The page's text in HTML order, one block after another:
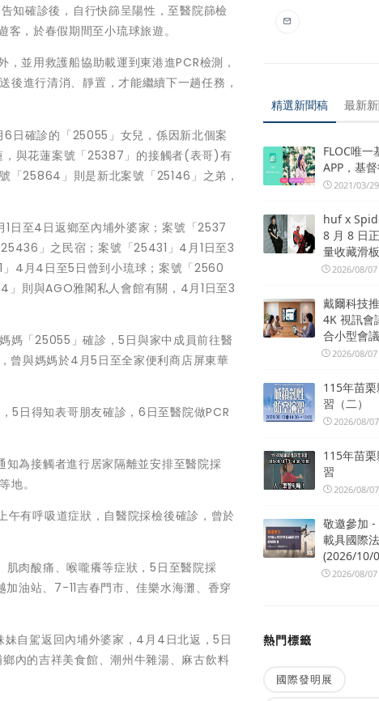
知確診後，自行快篩呈陽性，至醫院篩檢
，於春假期間至小琉球旅遊。
並用救護船協助載運到東港進PCR檢測，
進行清消、靜置，才能繼續下一趟任務，
日確診的「25055」女兒，係因新北個案
，與花蓮案號「25387」的接觸者(表哥)有
「25864」則是新北案號「25146」之弟，
日至4日返鄉至內埔外婆家；案號「2537
」之民宿；案號「25431」4月1日至3
」4月4日至5日曾到小琉球；案號「2560
則與AGO雅閣私人會館有關，4月1日至3
媽「25055」確診，5日與家中成員前往醫
曾與媽媽於4月5日至全家便利商店屏東華
5日得知表哥朋友確診，6日至醫院做PCR
為接觸者進行居家隔離並安排至醫院採
地。
有呼吸道症狀，自醫院採檢後確診，曾於
肉酸痛、喉嚨癢等症狀，5日至醫院採
油站、7-11吉春門市、佳樂水海灘、香穿
自駕返回內埔外婆家，4月4日北返，5日
內的吉祥美食館、潮州牛雜湯、麻古飲料
精選新聞稿 最新
FLOC唯一
APP，基
2021/03/29
huf x
8 月 8 日
量收藏滑
2026/08/07
戴爾科技
4K 視訊
合小型會
2026/08/07
115年苗
習（二）
2026/08/07
115年苗
習
2026/08/07
敬邀參加 -
載具國際
(2026/10/
2026/08/07
熱門標籤
國際發明展